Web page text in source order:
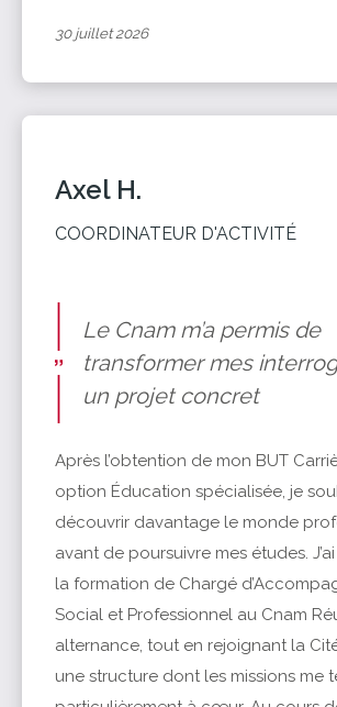
30 juillet 2026
Axel H.
COORDINATEUR D'ACTIVITÉ
Le Cnam m’a permis de
transformer mes
un projet concret
Après l’obtention de mon BUT
option Éducation spécialisée, je
découvrir davantage le monde
avant de poursuivre mes études.
la formation de Chargé
Social et Professionnel au Cnam
alternance, tout en rejoignant la
une structure dont les missions me